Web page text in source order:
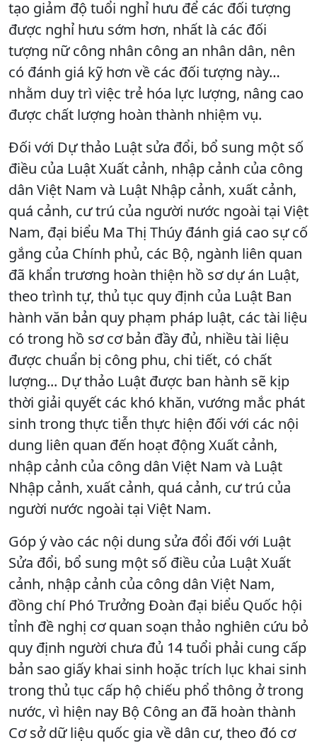
tạo giảm độ tuổi nghỉ hưu để các đối tượng
được nghỉ hưu sớm hơn, nhất là các đối
tượng nữ công nhân công an nhân dân, nên
có đánh giá kỹ hơn về các đối tượng này…
nhằm duy trì việc trẻ hóa lực lượng, nâng cao
được chất lượng hoàn thành nhiệm vụ.
Đối với Dự thảo Luật sửa đổi, bổ sung một số
điều của Luật Xuất cảnh, nhập cảnh của công
dân Việt Nam và Luật Nhập cảnh, xuất cảnh,
quá cảnh, cư trú của người nước ngoài tại Việt
Nam, đại biểu Ma Thị Thúy đánh giá cao sự cố
gắng của Chính phủ, các Bộ, ngành liên quan
đã khẩn trương hoàn thiện hồ sơ dự án Luật,
theo trình tự, thủ tục quy định của Luật Ban
hành văn bản quy phạm pháp luật, các tài liệu
có trong hồ sơ cơ bản đầy đủ, nhiều tài liệu
được chuẩn bị công phu, chi tiết, có chất
lượng... Dự thảo Luật được ban hành sẽ kịp
thời giải quyết các khó khăn, vướng mắc phát
sinh trong thực tiễn thực hiện đối với các nội
dung liên quan đến hoạt động Xuất cảnh,
nhập cảnh của công dân Việt Nam và Luật
Nhập cảnh, xuất cảnh, quá cảnh, cư trú của
người nước ngoài tại Việt Nam.
Góp ý vào các nội dung sửa đổi đối với Luật
Sửa đổi, bổ sung một số điều của Luật Xuất
cảnh, nhập cảnh của công dân Việt Nam,
đồng chí Phó Trưởng Đoàn đại biểu Quốc hội
tỉnh đề nghị cơ quan soạn thảo nghiên cứu bỏ
quy định người chưa đủ 14 tuổi phải cung cấp
bản sao giấy khai sinh hoặc trích lục khai sinh
trong thủ tục cấp hộ chiếu phổ thông ở trong
nước, vì hiện nay Bộ Công an đã hoàn thành
Cơ sở dữ liệu quốc gia về dân cư, theo đó cơ